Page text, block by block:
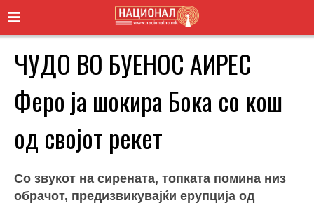
ЧУДО ВО БУЕНОС АИРЕС
Феро ја шокира Бока со кош
од својот рекет
Со звукот на сирената, топката помина низ
обрачот, предизвикувајќи ерупција од